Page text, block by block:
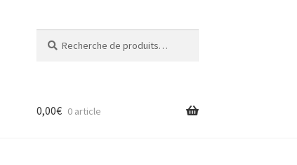
pour :
0,00€ 0 article